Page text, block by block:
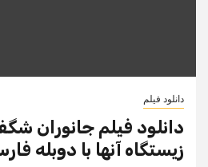
دانلود فیلم
دانلود فیلم جانوران
زیستگاه آنها با دوبله